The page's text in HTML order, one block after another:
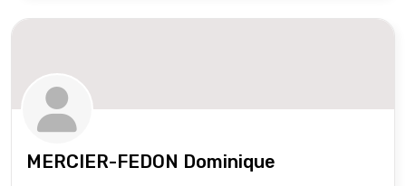
MERCIER-FEDON Dominique